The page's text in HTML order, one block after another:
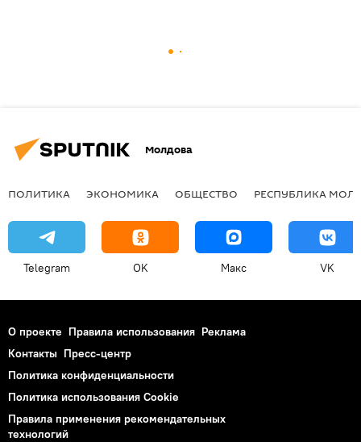
Молдова
ПОЛИТИКА ЭКОНОМИКА ОБЩЕСТВО РЕСПУБЛИКА
Telegram OK Макс VK
О проекте Правила использования Реклама
Контакты Пресс-центр
Политика конфиденциальности
Политика использования Cookie
Правила применения рекомендательных
технологий